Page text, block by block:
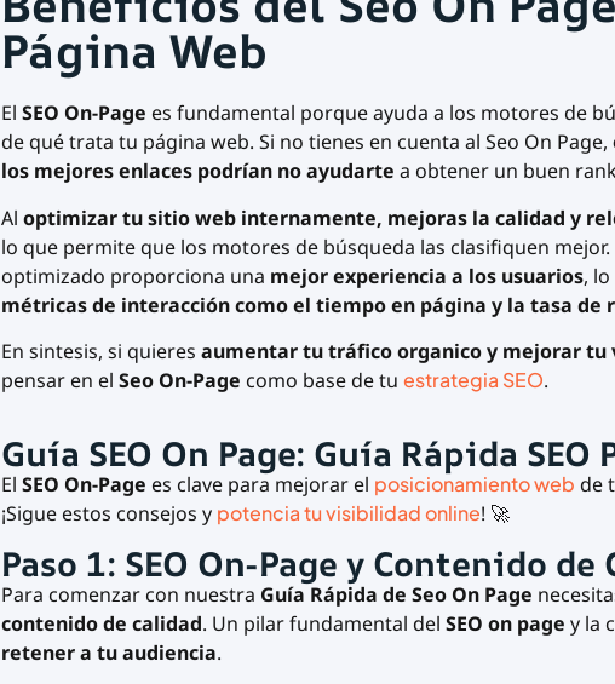
Página Web
El SEO On-Page es fundamental porque ayuda a los motores de
de qué trata tu página web. Si no tienes en cuenta al Seo On Page,
los mejores enlaces podrían no ayudarte a obtener un buen
Al optimizar tu sitio web internamente, mejoras la calidad y
lo que permite que los motores de búsqueda las clasifiquen
optimizado proporciona una mejor experiencia a los usuarios, lo
métricas de interacción como el tiempo en página y la tasa de
En sintesis, si quieres aumentar tu tráfico organico y mejorar tu
pensar en el Seo On-Page como base de tu estrategia SEO.
Guía SEO On Page: Guía Rápida SEO
El SEO On-Page es clave para mejorar el posicionamiento web de
¡Sigue estos consejos y potencia tu visibilidad online! 🚀
Paso 1: SEO On-Page y Contenido de
Para comenzar con nuestra Guía Rápida de Seo On Page
contenido de calidad. Un pilar fundamental del SEO on page y la
retener a tu audiencia.